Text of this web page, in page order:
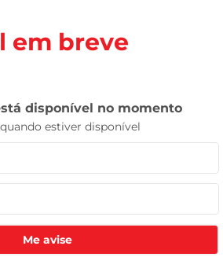
em breve
Me avise